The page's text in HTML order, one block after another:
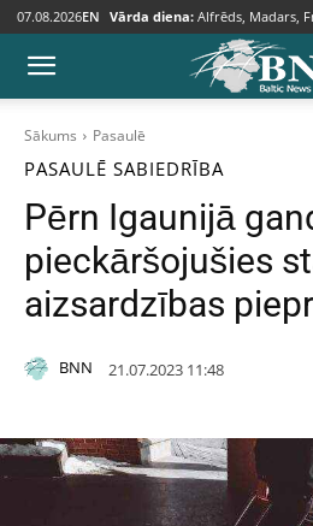
07.08.2026EN Vārda diena: Alfrēds, Madars,
Sākums Pasaulē
PASAULĒ SABIEDRĪBA
Pērn Igaunijā
pieckāršojušies
aizsardzības
BNN 21.07.2023 11:48